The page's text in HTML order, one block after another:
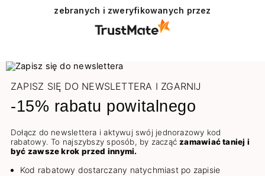
zebranych i zweryfikowanych przez
ZAPISZ SIĘ DO NEWSLETTERA I ZGARNIJ
-15% rabatu powitalnego
Dołącz do newslettera i aktywuj swój jednorazowy kod
rabatowy. To najszybszy sposób, by zacząćzamawiać taniej i
być zawsze krok przed innymi.
Kod rabatowy dostarczany natychmiast po zapisie